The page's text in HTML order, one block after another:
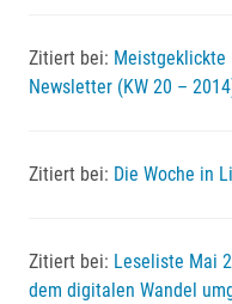
Zitiert bei: Meistgeklickte
Newsletter (KW 20 –
Zitiert bei: Die Woche in
Zitiert bei: Leseliste Mai
dem digitalen Wandel